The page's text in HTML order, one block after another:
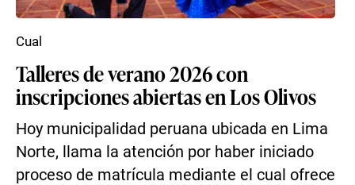
Talleres de verano 2026 con
inscripciones abiertas en Los Olivos
Hoy municipalidad peruana ubicada en Lima
Norte, llama la atención por haber iniciado
proceso de matrícula mediante el cual ofrece
Cual